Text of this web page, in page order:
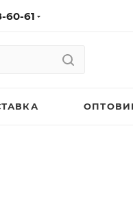
60-61